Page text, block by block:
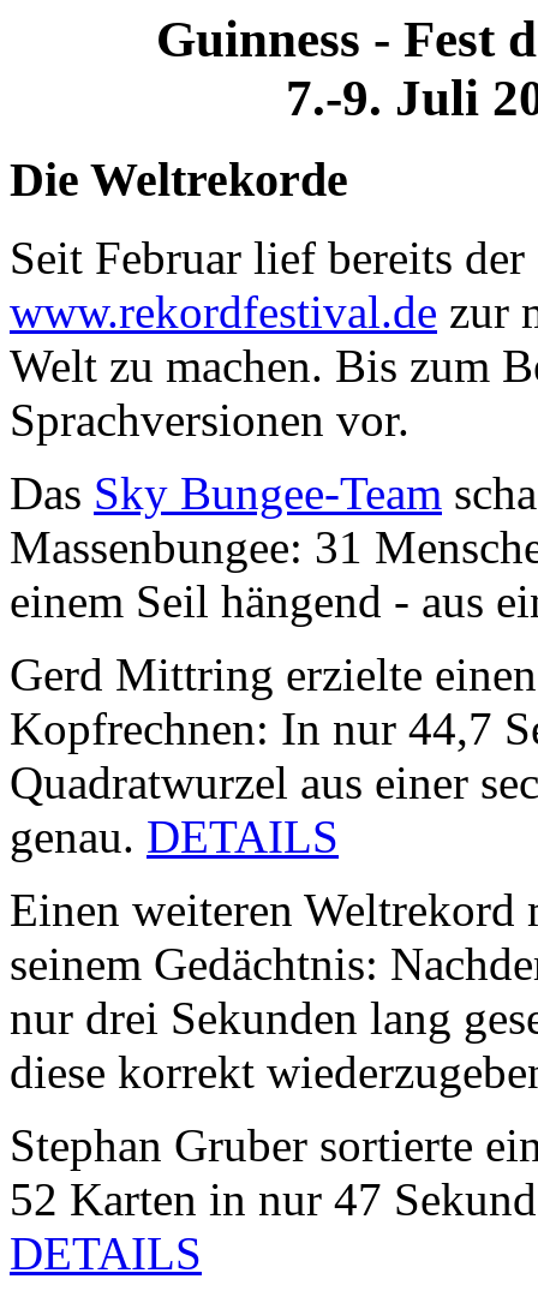
Guinness - Fest
7.-9. Juli
Die Weltrekorde
Seit Februar lief bereits
www.rekordfestival.de zur
Welt zu machen. Bis zum
Sprachversionen vor.
Das Sky Bungee-Team
Massenbungee: 31
einem Seil hängend - aus
Gerd Mittring erzielte
Kopfrechnen: In nur 44,7
Quadratwurzel aus einer
genau. DETAILS
Einen weiteren
seinem Gedächtnis:
nur drei Sekunden lang
diese korrekt
Stephan Gruber sortierte
52 Karten in nur 47
DETAILS